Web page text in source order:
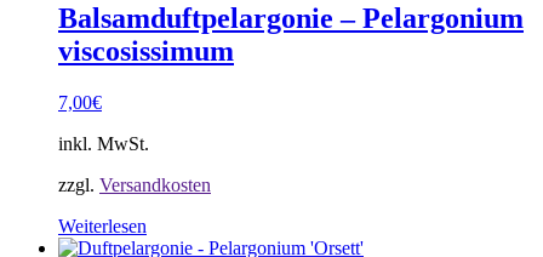
Balsamduftpelargonie – Pelargonium
viscosissimum
7,00€
inkl. MwSt.
zzgl. Versandkosten
Weiterlesen